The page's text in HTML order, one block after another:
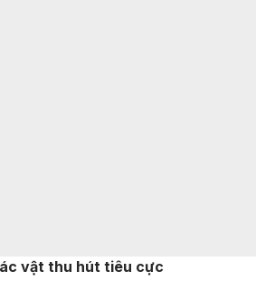
vật thu hút tiêu cực